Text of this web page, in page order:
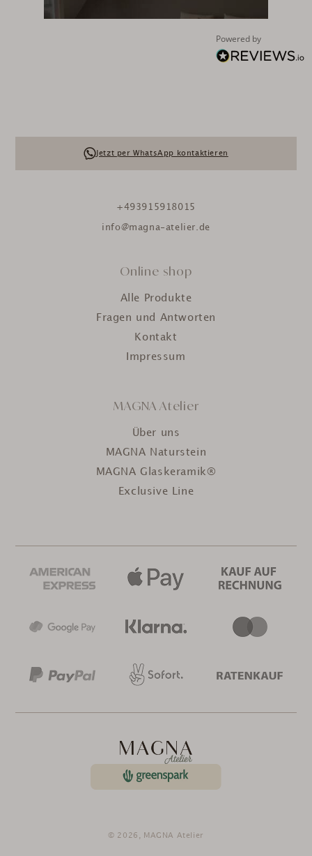
Powered by
Jetzt per WhatsApp kontaktieren
+493915918015
info@magna-atelier.de
Online shop
Alle Produkte
Fragen und Antworten
Kontakt
Impressum
MAGNA Atelier
Über uns
MAGNA Naturstein
MAGNA Glaskeramik®
Exclusive Line
© 2026, MAGNA Atelier